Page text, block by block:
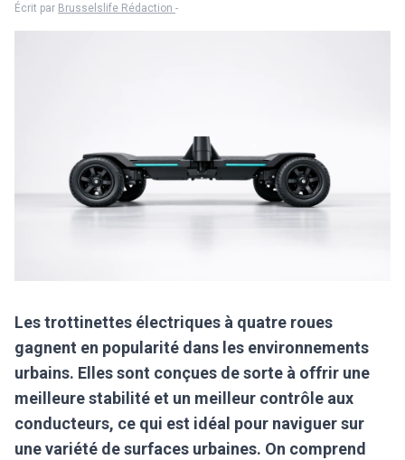
Écrit par Brusselslife Rédaction -
Les trottinettes électriques à quatre roues
gagnent en popularité dans les environnements
urbains. Elles sont conçues de sorte à offrir une
meilleure stabilité et un meilleur contrôle aux
conducteurs, ce qui est idéal pour naviguer sur
une variété de surfaces urbaines. On comprend